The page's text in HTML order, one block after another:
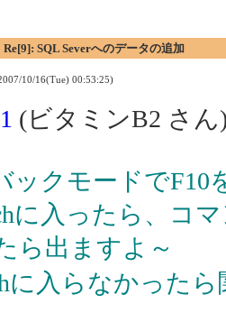
Re[9]: SQL Severへのデータの追加
10/16(Tue) 00:53:25)
(ビタミンB2 さん
クモードでF10
に入ったら、コマ
ら出ますよ～
に入らなかった